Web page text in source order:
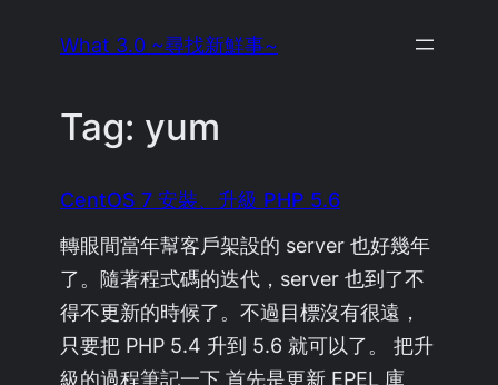
What 3.0 ~尋找新鮮事~
Tag: yum
CentOS 7 安裝、升級 PHP 5.6
轉眼間當年幫客戶架設的 server 也好幾年
了。隨著程式碼的迭代，server 也到了不
得不更新的時候了。不過目標沒有很遠，
只要把 PHP 5.4 升到 5.6 就可以了。 把升
級的過程筆記一下 首先是更新 EPEL 庫